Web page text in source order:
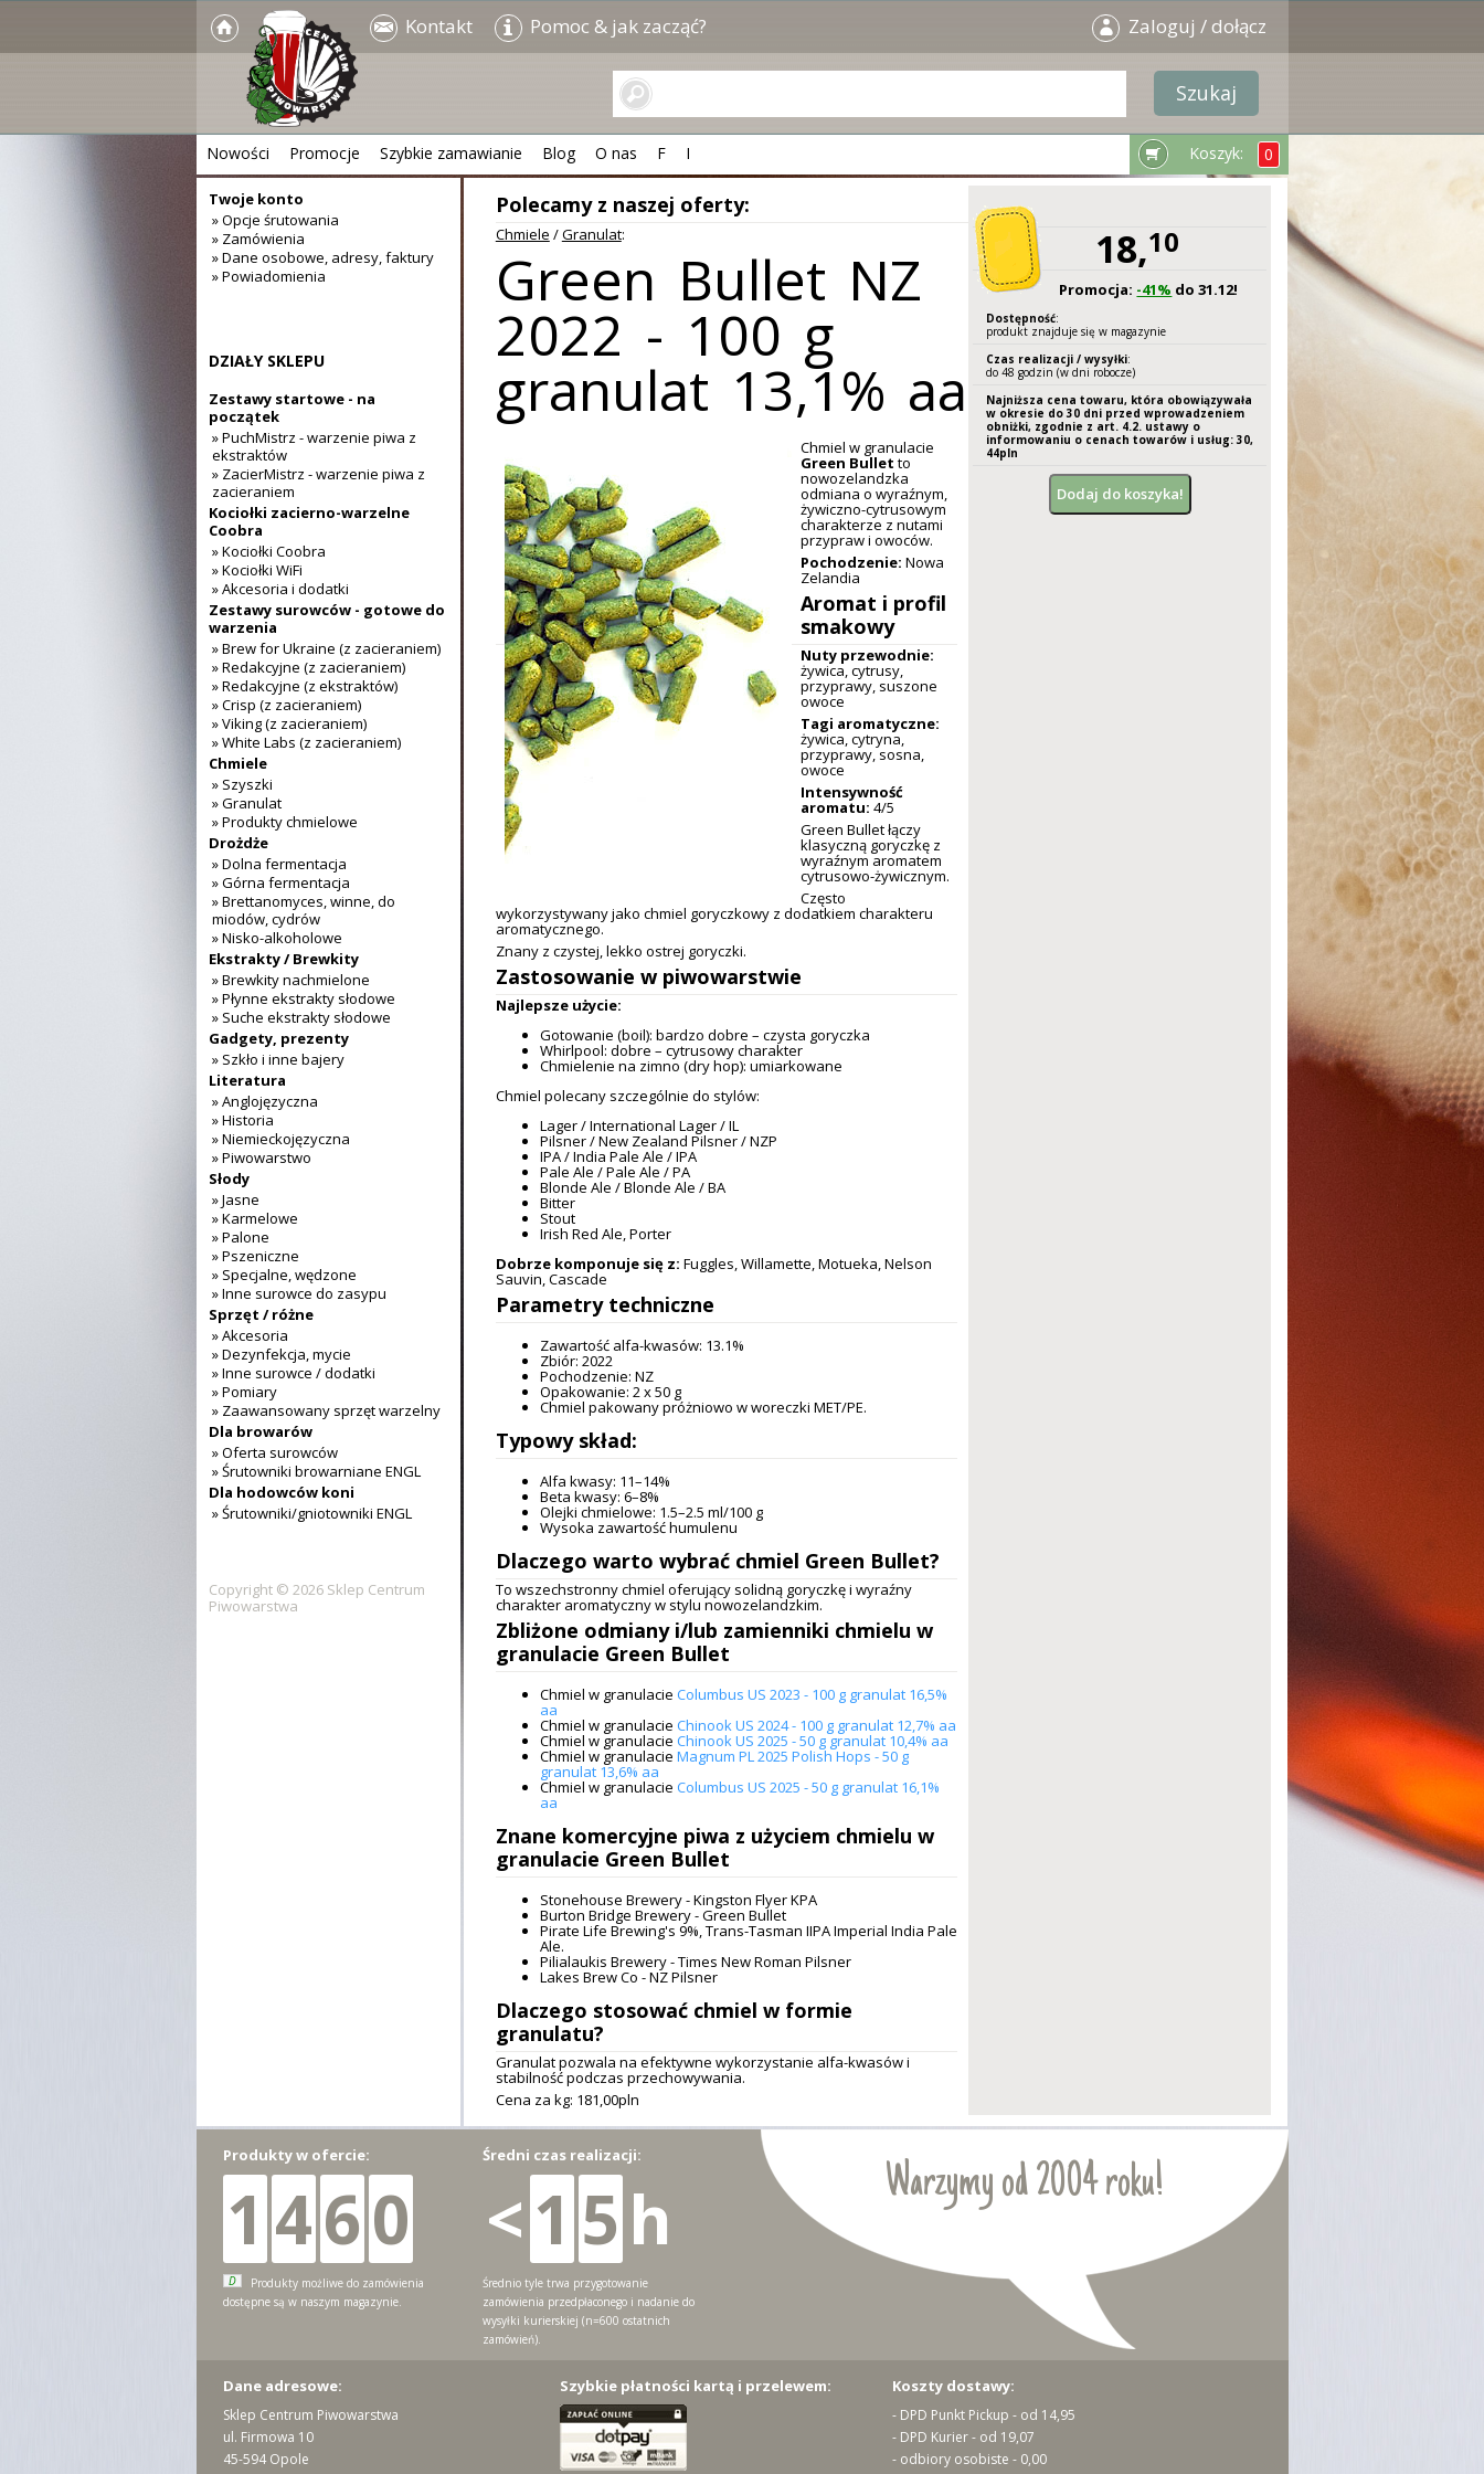
Kontakt Pomoc & jak zacząć? Zaloguj / dołącz
Nowości Promocje Szybkie zamawianie Blog O nas F I Koszyk: 0
Polecamy z naszej oferty:
Chmiele /Granulat:
Green Bullet NZ
2022 - 100 g
granulat 13,1% aa
Chmiel w granulacie
Green Bullet to
nowozelandzka
odmiana o wyraźnym,
żywiczno-cytrusowym
charakterze z nutami
przypraw i owoców.
Pochodzenie: Nowa
Zelandia
Aromat i profil
smakowy
Nuty przewodnie:
żywica, cytrusy,
przyprawy, suszone
owoce
Tagi aromatyczne:
żywica, cytryna,
przyprawy, sosna,
owoce
Intensywność
aromatu: 4/5
Green Bullet łączy
klasyczną goryczkę z
wyraźnym aromatem
cytrusowo-żywicznym.
Często
wykorzystywany jako chmiel goryczkowy z dodatkiem charakteru
aromatycznego.
Znany z czystej, lekko ostrej goryczki.
Zastosowanie w piwowarstwie
Najlepsze użycie:
Gotowanie (boil): bardzo dobre – czysta goryczka
Whirlpool: dobre – cytrusowy charakter
Chmielenie na zimno (dry hop): umiarkowane
Chmiel polecany szczególnie do stylów:
Lager / International Lager / IL
Pilsner / New Zealand Pilsner / NZP
IPA / India Pale Ale / IPA
Pale Ale / Pale Ale / PA
Blonde Ale / Blonde Ale / BA
Bitter
Stout
Irish Red Ale, Porter
Dobrze komponuje się z: Fuggles, Willamette, Motueka, Nelson
Sauvin, Cascade
Parametry techniczne
Zawartość alfa-kwasów: 13.1%
Zbiór: 2022
Pochodzenie: NZ
Opakowanie: 2 x 50 g
Chmiel pakowany próżniowo w woreczki MET/PE.
Typowy skład:
Alfa kwasy: 11–14%
Beta kwasy: 6–8%
Olejki chmielowe: 1.5–2.5 ml/100 g
Wysoka zawartość humulenu
Dlaczego warto wybrać chmiel Green Bullet?
To wszechstronny chmiel oferujący solidną goryczkę i wyraźny
charakter aromatyczny w stylu nowozelandzkim.
Zbliżone odmiany i/lub zamienniki chmielu w
granulacie Green Bullet
Chmiel w granulacie Columbus US 2023 - 100 g granulat 16,5%
aa
Chmiel w granulacie Chinook US 2024 - 100 g granulat 12,7% aa
Chmiel w granulacie Chinook US 2025 - 50 g granulat 10,4% aa
Chmiel w granulacie Magnum PL 2025 Polish Hops - 50 g
granulat 13,6% aa
Chmiel w granulacie Columbus US 2025 - 50 g granulat 16,1%
aa
Znane komercyjne piwa z użyciem chmielu w
granulacie Green Bullet
Stonehouse Brewery - Kingston Flyer KPA
Burton Bridge Brewery - Green Bullet
Pirate Life Brewing's 9%, Trans-Tasman IIPA Imperial India Pale
Ale.
Pilialaukis Brewery - Times New Roman Pilsner
Lakes Brew Co - NZ Pilsner
Dlaczego stosować chmiel w formie
granulatu?
Granulat pozwala na efektywne wykorzystanie alfa-kwasów i
stabilność podczas przechowywania.
Cena za kg: 181,00pln
18,10
Promocja: -41% do 31.12!
Dostępność:
produkt znajduje się w magazynie
Czas realizacji / wysyłki:
do 48 godzin (w dni robocze)
Najniższa cena towaru, która obowiązywała
w okresie do 30 dni przed wprowadzeniem
obniżki, zgodnie z art. 4.2. ustawy o
informowaniu o cenach towarów i usług: 30,
44pln
Twoje konto
» Opcje śrutowania
» Zamówienia
» Dane osobowe, adresy, faktury
» Powiadomienia
DZIAŁY SKLEPU
Zestawy startowe - na
początek
» PuchMistrz - warzenie piwa z
ekstraktów
» ZacierMistrz - warzenie piwa z
zacieraniem
Kociołki zacierno-warzelne
Coobra
» Kociołki Coobra
» Kociołki WiFi
» Akcesoria i dodatki
Zestawy surowców - gotowe do
warzenia
» Brew for Ukraine (z zacieraniem)
» Redakcyjne (z zacieraniem)
» Redakcyjne (z ekstraktów)
» Crisp (z zacieraniem)
» Viking (z zacieraniem)
» White Labs (z zacieraniem)
Chmiele
» Szyszki
» Granulat
» Produkty chmielowe
Drożdże
» Dolna fermentacja
» Górna fermentacja
» Brettanomyces, winne, do
miodów, cydrów
» Nisko-alkoholowe
Ekstrakty / Brewkity
» Brewkity nachmielone
» Płynne ekstrakty słodowe
» Suche ekstrakty słodowe
Gadgety, prezenty
» Szkło i inne bajery
Literatura
» Anglojęzyczna
» Historia
» Niemieckojęzyczna
» Piwowarstwo
Słody
» Jasne
» Karmelowe
» Palone
» Pszeniczne
» Specjalne, wędzone
» Inne surowce do zasypu
Sprzęt / różne
» Akcesoria
» Dezynfekcja, mycie
» Inne surowce / dodatki
» Pomiary
» Zaawansowany sprzęt warzelny
Dla browarów
» Oferta surowców
» Śrutowniki browarniane ENGL
Dla hodowców koni
» Śrutowniki/gniotowniki ENGL
Copyright © 2026 Sklep Centrum
Piwowarstwa
Warzymy od 2004 roku!
Produkty w ofercie:
1 460
D
Produkty możliwe do zamówienia
dostępne są w naszym magazynie.
Średni czas realizacji:
<1 5h
Średnio tyle trwa przygotowanie
zamówienia przedpłaconego i nadanie do
wysyłki kurierskiej (n=600 ostatnich
zamówień).
Dane adresowe:
Sklep Centrum Piwowarstwa
ul. Firmowa 10
45-594 Opole
Szybkie płatności kartą i przelewem: Koszty dostawy:
- DPD Punkt Pickup - od 14,95
- DPD Kurier - od 19,07
- odbiory osobiste - 0,00